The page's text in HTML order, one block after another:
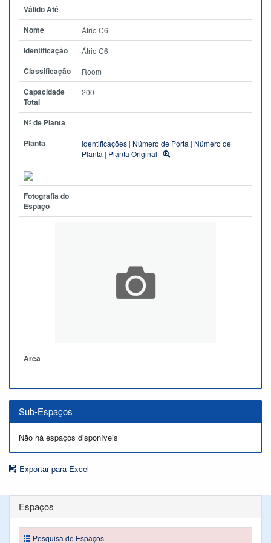
Válido Até
Nome
Átrio C6
Identificação Átrio C6
Classificação Room
Capacidade
Total
200
Nº de Planta
Planta
Identificações | Número de Porta | Número de
Planta | Planta Original |
Fotografia do
Espaço
Àrea
Sub-Espaços
Não há espaços disponíveis
Exportar para Excel
Espaços
Pesquisa de Espaços